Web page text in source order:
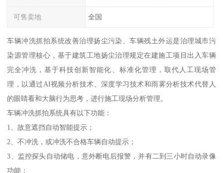
可售卖地 全国
车辆冲洗抓拍系统改善治理扬尘污染、车辆残土外运是治理城市污
染源管理核心，基于建筑工地扬尘治理规定在建施工项目出入车辆
完全冲洗，基于科技创新智能化、标准化管理，取代人工现场管
理，以通过AI视频分析技术、深度学习技术和雨雾分析技术代替人
的眼睛看和大脑行为思考，进行施工现场分析管理。
车辆冲洗抓拍系统具有以下功能：
1、故意遮挡自动智能提示；
2、不冲洗，或冲洗不合格车辆自动提示；
3、监控探头自动储电，意外断电后报警，并有二到三小时自动录像
功能；